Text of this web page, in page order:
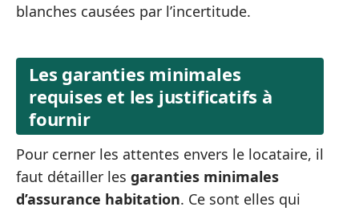
blanches causées par l’incertitude.
Les garanties minimales
requises et les justificatifs à
fournir
Pour cerner les attentes envers le locataire, il
faut détailler les garanties minimales
d’assurance habitation. Ce sont elles qui